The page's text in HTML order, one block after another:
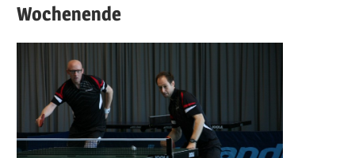
Wochenende